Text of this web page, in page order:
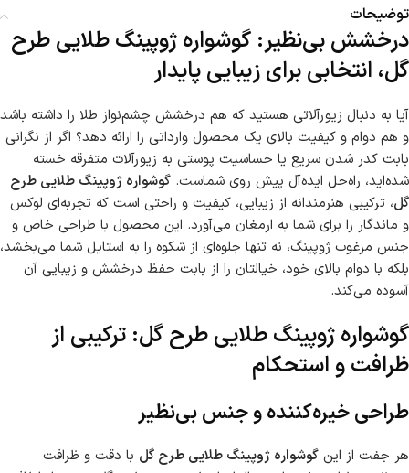
توضیحات
درخشش بی‌نظیر: گوشواره ژوپینگ طلایی طرح
گل، انتخابی برای زیبایی پایدار
آیا به دنبال زیورآلاتی هستید که هم درخشش چشم‌نواز طلا را داشته باشد
و هم دوام و کیفیت بالای یک محصول وارداتی را ارائه دهد؟ اگر از نگرانی
بابت کدر شدن سریع یا حساسیت پوستی به زیورآلات متفرقه خسته
شده‌اید، راه‌حل ایده‌آل پیش روی شماست. گوشواره ژوپینگ طلایی طرح
گل، ترکیبی هنرمندانه از زیبایی، کیفیت و راحتی است که تجربه‌ای لوکس
و ماندگار را برای شما به ارمغان می‌آورد. این محصول با طراحی خاص و
جنس مرغوب ژوپینگ، نه تنها جلوه‌ای از شکوه را به استایل شما می‌بخشد،
بلکه با دوام بالای خود، خیالتان را از بابت حفظ درخشش و زیبایی آن
آسوده می‌کند.
گوشواره ژوپینگ طلایی طرح گل: ترکیبی از
ظرافت و استحکام
طراحی خیره‌کننده و جنس بی‌نظیر
هر جفت از این گوشواره ژوپینگ طلایی طرح گل با دقت و ظرافت